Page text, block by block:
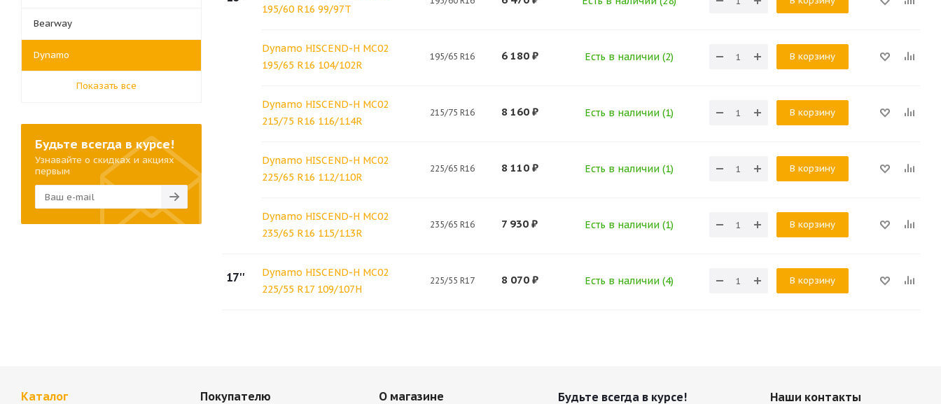
195/60 R16 99/97T
Dynamo HISCEND-H MC02
195/65 R16 104/102R
195/65 R16 6 180 ₽ Есть в наличии (2) В корзину
Dynamo HISCEND-H MC02
215/75 R16 116/114R
215/75 R16 8 160 ₽ Есть в наличии (1) В корзину
Dynamo HISCEND-H MC02
225/65 R16 112/110R
225/65 R16 8 110 ₽ Есть в наличии (1) В корзину
Dynamo HISCEND-H MC02
235/65 R16 115/113R
235/65 R16 7 930 ₽ Есть в наличии (1) В корзину
17''
Dynamo HISCEND-H MC02
225/55 R17 109/107H
225/55 R17 8 070 ₽ Есть в наличии (4) В корзину
Bearway
Dynamo
Показать все
Будьте всегда в курсе!
Узнавайте о скидках и акциях
первым
Каталог Покупателю О магазине Будьте всегда в курсе! Наши контакты